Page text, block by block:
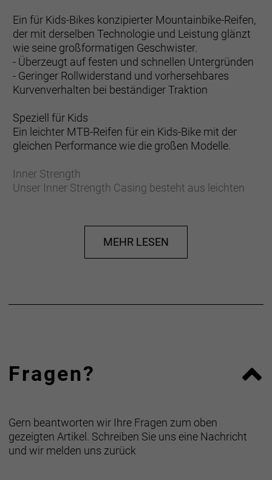
Ein für Kids-Bikes konzipierter Mountainbike-Reifen,
der mit derselben Technologie und Leistung glänzt
wie seine großformatigen Geschwister.
- Überzeugt auf festen und schnellen Untergründen
- Geringer Rollwiderstand und vorhersehbares
Kurvenverhalten bei beständiger Traktion
Speziell für Kids
Ein leichter MTB-Reifen für ein Kids-Bike mit der
gleichen Performance wie die großen Modelle.
Inner Strength
Unser Inner Strength Casing besteht aus leichten
Haltbarkeit bieten.
Trek Bicycle GmbH
MEHR LESEN
Fragen?
Gern beantworten wir Ihre Fragen zum oben
gezeigten Artikel. Schreiben Sie uns eine Nachricht
und wir melden uns zurück